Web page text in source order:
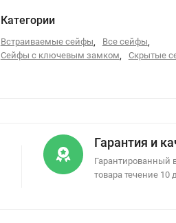
Категории
Встраиваемые сейфы, Все сейфы,
Сейфы с ключевым замком, Скрытые
Гарантия и
Гарантированный
товара течение 10